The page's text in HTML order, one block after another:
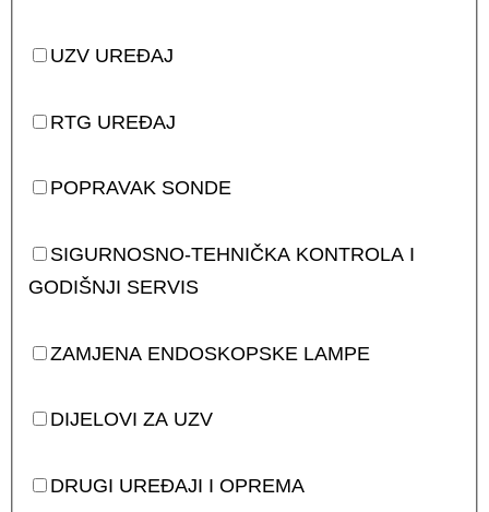
UZV UREĐAJ
RTG UREĐAJ
POPRAVAK SONDE
SIGURNOSNO-TEHNIČKA KONTROLA I
GODIŠNJI SERVIS
ZAMJENA ENDOSKOPSKE LAMPE
DIJELOVI ZA UZV
DRUGI UREĐAJI I OPREMA